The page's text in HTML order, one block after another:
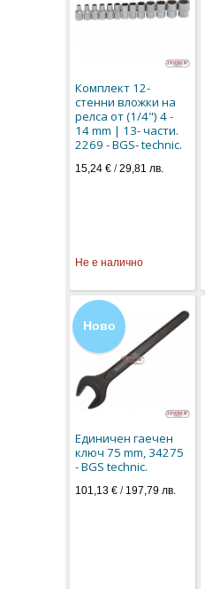
Комплект 12-
стенни вложки на
релса от (1/4") 4 -
14 mm | 13- части.
2269 - BGS- technic.
15,24 € /29,81 лв.
Не е налично
Ново
Единичен гаечен
ключ 75 mm, 34275
- BGS technic.
101,13 € / 197,79 лв.